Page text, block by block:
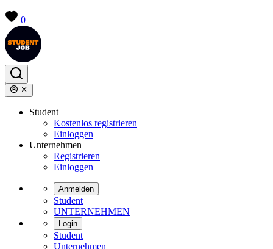
0
Student
Kostenlos registrieren
Einloggen
Unternehmen
Registrieren
Einloggen
Anmelden
Student
UNTERNEHMEN
Login
Student
Unternehmen